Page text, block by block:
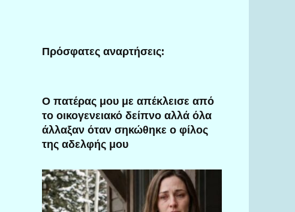
Πρόσφατες αναρτήσεις:
Ο πατέρας μου με απέκλεισε από
το οικογενειακό δείπνο αλλά όλα
άλλαξαν όταν σηκώθηκε ο φίλος
της αδελφής μου